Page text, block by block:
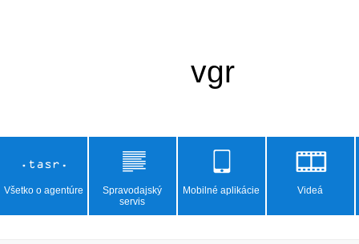
Všetko o agentúre
Spravodajský
servis
Mobilné aplikácie Videá